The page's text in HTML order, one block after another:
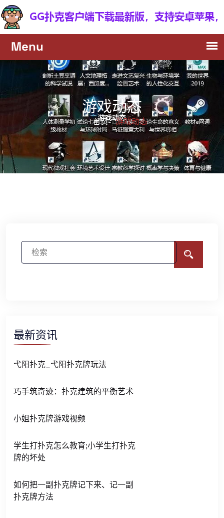
游戏动态
首页- 游戏动态
最新资讯
弋阳扑克_弋阳扑克牌玩法
巧手筑奇迹：扑克建筑的平衡艺术
小姐扑克牌游戏视频
学生打扑克怎么教育;小学生打扑克
牌的坏处
如何把一副扑克牌记下来、记一副
扑克牌方法